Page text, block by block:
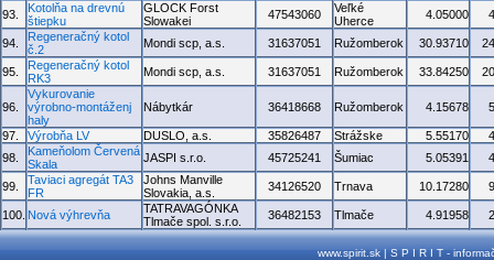
93.
Kotolňa na drevnú
štiepku
GLOCK Forst
Slowakei
47543060
Veľké
Uherce
4.05000
94.
Regeneračný kotol
č.2
Mondi scp, a.s. 31637051 Ružomberok 30.93710
95.
Regeneračný kotol
RK3
Mondi scp, a.s. 31637051 Ružomberok 33.84250
96.
Vykurovanie
výrobno-montáženj
haly
Nábytkár 36418668 Ružomberok 4.15678
97. Výrobňa LV DUSLO, a.s. 35826487 Strážske 5.55170
98.
Kameňolom Červená
Skala
JASPI s.r.o. 45725241 Šumiac 5.05391
99.
Taviaci agregát TA3
FR
Johns Manville
Slovakia, a.s.
34126520 Trnava 10.17280
100. Nová výhrevňa
TATRAVAGÓNKA
Tlmače spol. s.r.o.
36482153 Tlmače 4.91958
www.spirit.sk | S P I R I T -